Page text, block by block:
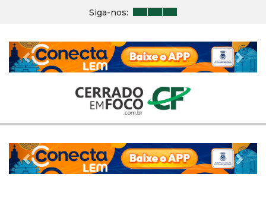
Siga-nos:
Previous Next
Previous Next